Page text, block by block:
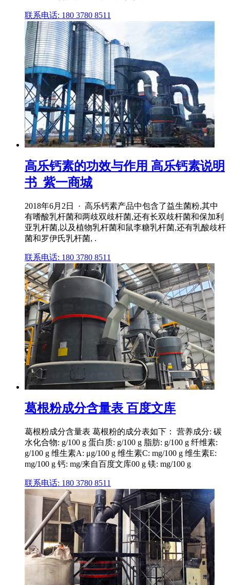
联系电话: 180 3780 8511
高乐钙素的功效与作用 高乐钙素说明
书_紫一商城
2018年6月2日 · 高乐钙素产品中包含了益生菌粉,其中
有嗜酸乳杆菌和两歧双歧杆菌,还有长双歧杆菌和保加利
亚乳杆菌,以及植物乳杆菌和鼠李糖乳杆菌,还有乳酸歧杆
菌和罗伊氏乳杆菌, .
联系电话: 180 3780 8511
葛根粉成分含量表 百度文库
葛根粉成分含量表 葛根粉的成分表如下： 营养成分: 碳
水化合物: g/100 g 蛋白质: g/100 g 脂肪: g/100 g 纤维素:
g/100 g 维生素A: μg/100 g 维生素C: mg/100 g 维生素E:
mg/100 g 钙: mg/来自百度文库00 g 镁: mg/100 g
联系电话: 180 3780 8511